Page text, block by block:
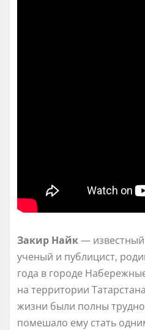
Закир Найк—
ученый и публицист,
года в городе
на территории
жизни были полны
помешало ему стать